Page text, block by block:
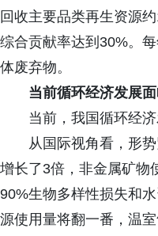
回收主要品类再生资源
综合贡献率达到30%。
体废弃物。
当前循环经济发展
当前，我国循环经
从国际视角看，形
增长了3倍，非金属矿物
90%生物多样性损失和
源使用量将翻一番，温